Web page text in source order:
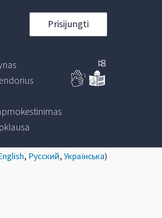
Prisijungti
, Русский,Українська)